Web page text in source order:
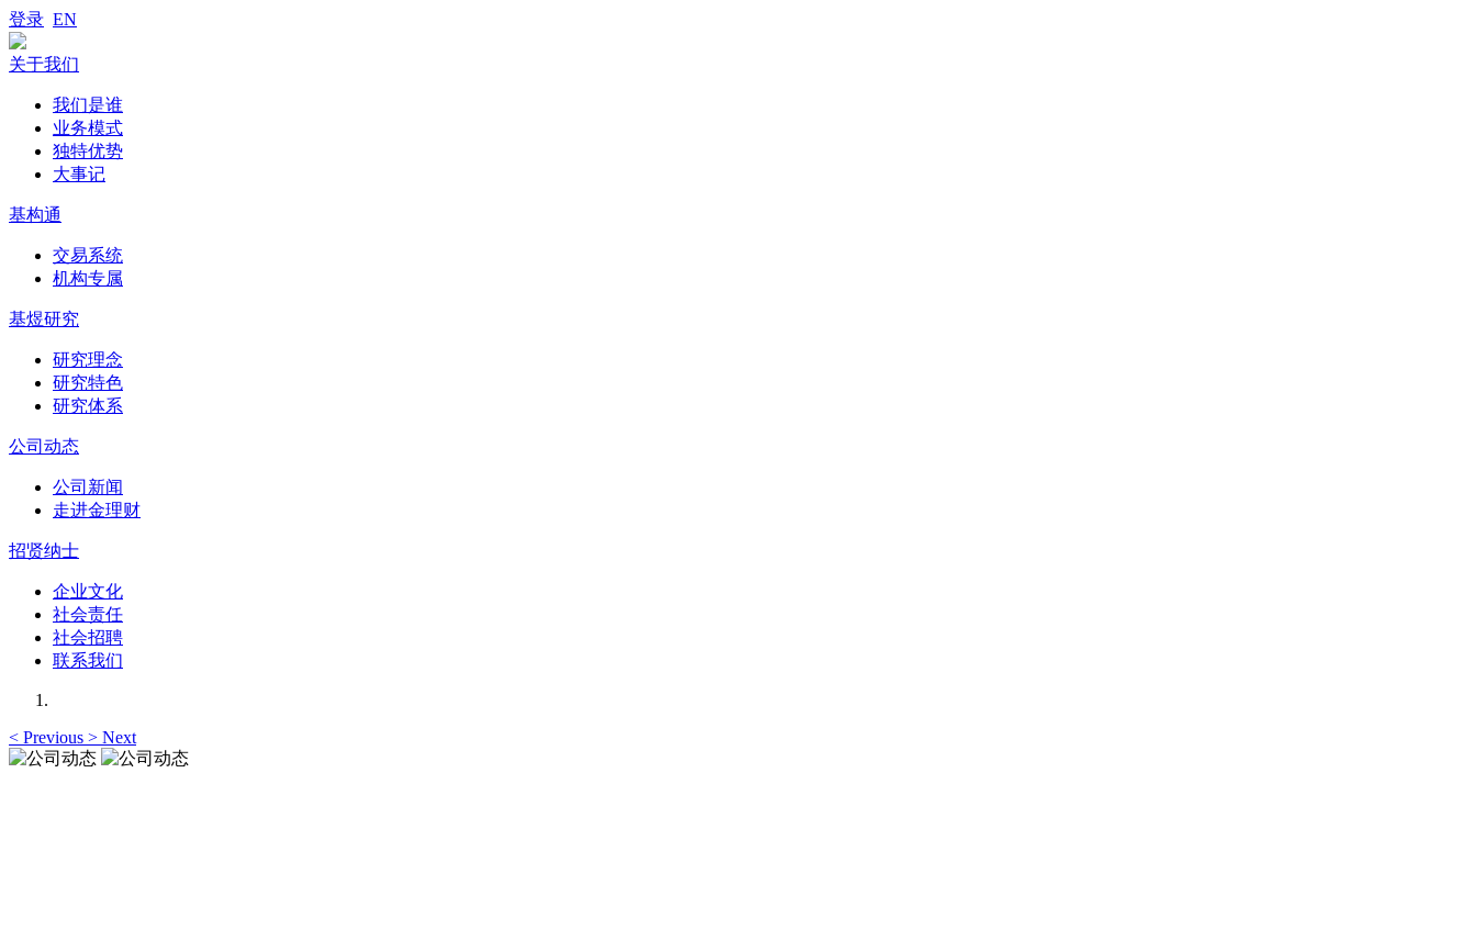
登录 EN
关于我们
我们是谁
业务模式
独特优势
大事记
基构通
交易系统
机构专属
基煜研究
研究理念
研究特色
研究体系
公司动态
公司新闻
走进金理财
招贤纳士
企业文化
社会责任
社会招聘
联系我们
< Previous > Next